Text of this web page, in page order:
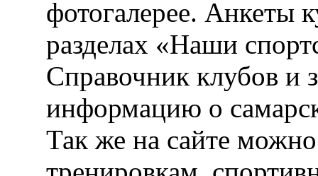
фотогалерее. Анкеты
разделах «Наши
Справочник клубов и
информацию о
Так же на сайте